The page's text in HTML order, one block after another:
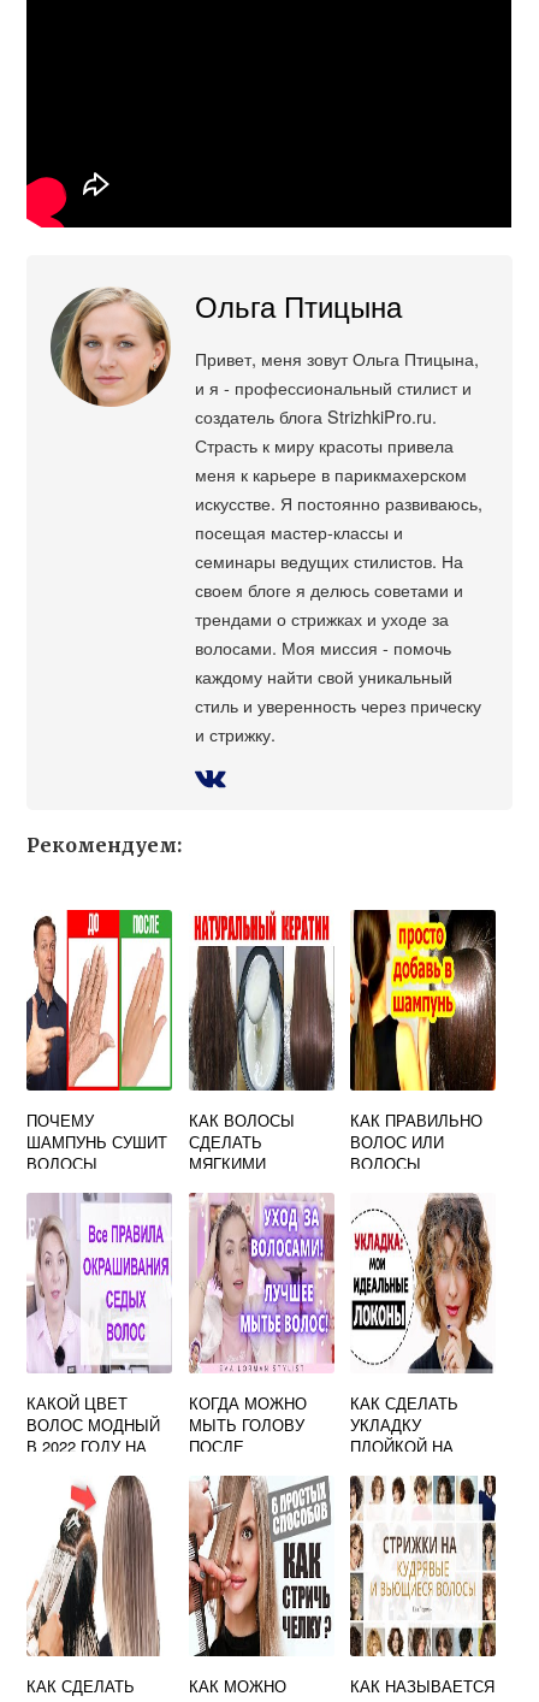
Ольга Птицына
Привет, меня зовут Ольга Птицына,
и я - профессиональный стилист и
создатель блога StrizhkiPro.ru.
Страсть к миру красоты привела
меня к карьере в парикмахерском
искусстве. Я постоянно развиваюсь,
посещая мастер-классы и
семинары ведущих стилистов. На
своем блоге я делюсь советами и
трендами о стрижках и уходе за
волосами. Моя миссия - помочь
каждому найти свой уникальный
стиль и уверенность через прическу
и стрижку.
Рекомендуем:
ПОЧЕМУ
ШАМПУНЬ СУШИТ
ВОЛОСЫ
КАК ВОЛОСЫ
СДЕЛАТЬ
МЯГКИМИ
КАК ПРАВИЛЬНО
ВОЛОС ИЛИ
ВОЛОСЫ
КАКОЙ ЦВЕТ
ВОЛОС МОДНЫЙ
В 2022 ГОДУ НА
КОГДА МОЖНО
МЫТЬ ГОЛОВУ
ПОСЛЕ
КАК СДЕЛАТЬ
УКЛАДКУ
ПЛОЙКОЙ НА
ВОЛОСЫ
КАК СДЕЛАТЬ
КАК МОЖНО
КАК НАЗЫВАЕТСЯ